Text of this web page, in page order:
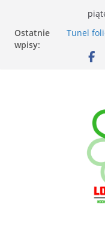
Ostatnie
wpisy:
warzyw